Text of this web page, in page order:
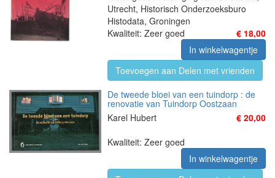
Utrecht, Historisch Onderzoeksburo
Histodata, Groningen
€ 18,00
Kwaliteit: Zeer goed
In winkelwagentje
Toevoegen aan Delen met vrienden
De tweede bloei van een tuindorp : de
renovatie van Tuindorp Oostzaan
Karel Hubert
€ 20,00
Kwaliteit: Zeer goed
In winkelwagentje